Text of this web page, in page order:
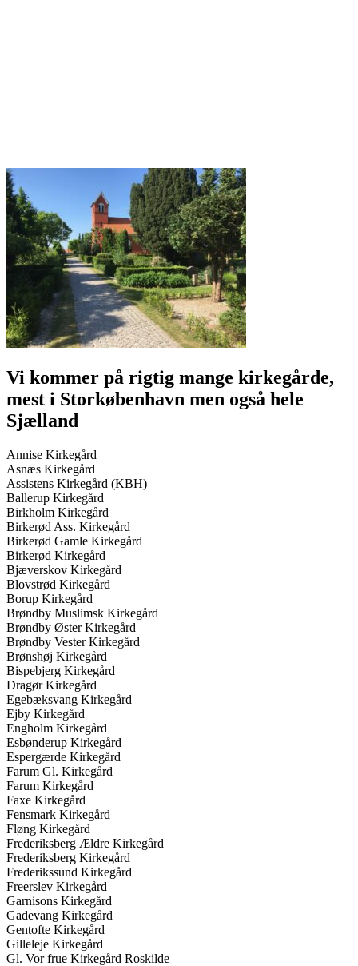
Vi kommer på rigtig mange kirkegårde,
mest i Storkøbenhavn men også hele
Sjælland
Annise Kirkegård
Asnæs Kirkegård
Assistens Kirkegård (KBH)
Ballerup Kirkegård
Birkholm Kirkegård
Birkerød Ass. Kirkegård
Birkerød Gamle Kirkegård
Birkerød Kirkegård
Bjæverskov Kirkegård
Blovstrød Kirkegård
Borup Kirkegård
Brøndby Muslimsk Kirkegård
Brøndby Øster Kirkegård
Brøndby Vester Kirkegård
Brønshøj Kirkegård
Bispebjerg Kirkegård
Dragør Kirkegård
Egebæksvang Kirkegård
Ejby Kirkegård
Engholm Kirkegård
Esbønderup Kirkegård
Espergærde Kirkegård
Farum Gl. Kirkegård
Farum Kirkegård
Faxe Kirkegård
Fensmark Kirkegård
Fløng Kirkegård
Frederiksberg Ældre Kirkegård
Frederiksberg Kirkegård
Frederikssund Kirkegård
Freerslev Kirkegård
Garnisons Kirkegård
Gadevang Kirkegård
Gentofte Kirkegård
Gilleleje Kirkegård
Gl. Vor frue Kirkegård Roskilde